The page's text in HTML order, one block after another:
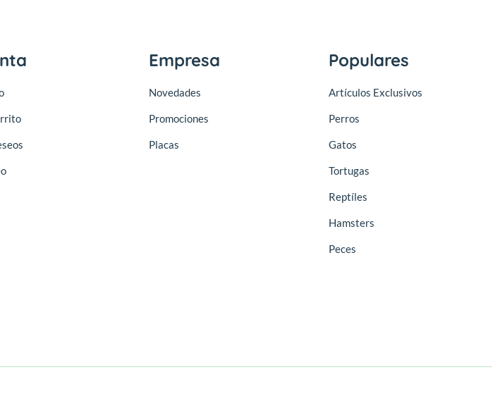
Empresa
Novedades
Promociones
Placas
Populares
Artículos Exclusivos
Perros
Gatos
Tortugas
Reptíles
Hamsters
Peces